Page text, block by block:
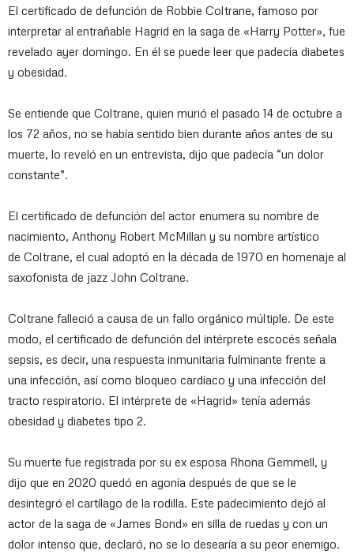
El certificado de defunción de Robbie Coltrane, famoso por
interpretar al entrañable Hagrid en la saga de «Harry Potter», fue
revelado ayer domingo. En él se puede leer que padecía diabetes
y obesidad.
Se entiende que Coltrane, quien murió el pasado 14 de octubre a
los 72 años, no se había sentido bien durante años antes de su
muerte, lo reveló en un entrevista, dijo que padecía “un dolor
constante”.
El certificado de defunción del actor enumera su nombre de
nacimiento, Anthony Robert McMillan y su nombre artístico
de Coltrane, el cual adoptó en la década de 1970 en homenaje al
saxofonista de jazz John Coltrane.
Coltrane falleció a causa de un fallo orgánico múltiple. De este
modo, el certificado de defunción del intérprete escocés señala
sepsis, es decir, una respuesta inmunitaria fulminante frente a
una infección, así como bloqueo cardíaco y una infección del
tracto respiratorio. El intérprete de «Hagrid» tenía además
obesidad y diabetes tipo 2.
Su muerte fue registrada por su ex esposa Rhona Gemmell, y
dijo que en 2020 quedó en agonía después de que se le
desintegró el cartílago de la rodilla. Este padecimiento dejó al
actor de la saga de «James Bond» en silla de ruedas y con un
dolor intenso que, declaró, no se lo desearía a su peor enemigo.